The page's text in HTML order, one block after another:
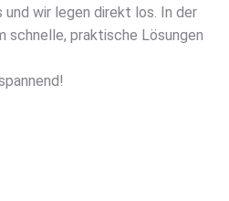
wir legen direkt los. In der
schnelle, praktische Lösungen